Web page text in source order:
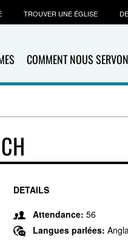
COMMENT NOUS
TROUVER UNE ÉGLISE
DETAILS
Attendance: 56
Langues parlées: